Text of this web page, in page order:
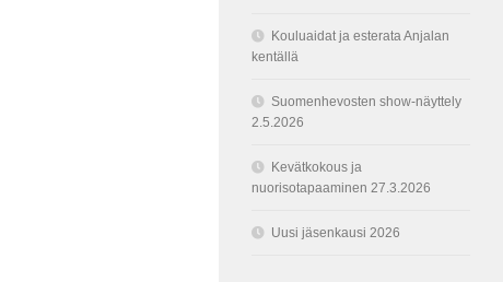
Kouluaidat ja esterata Anjalan
kentällä
Suomenhevosten show-näyttely
2.5.2026
Kevätkokous ja
nuorisotapaaminen 27.3.2026
Uusi jäsenkausi 2026